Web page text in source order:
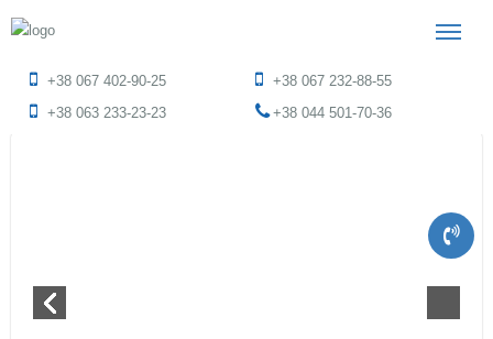
+38 067 402-90-25
+38 067 232-88-55
+38 063 233-23-23
+38 044 501-70-36